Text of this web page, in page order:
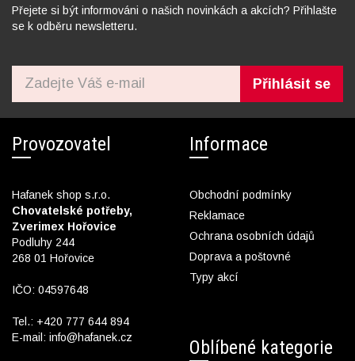
Přejete si být informováni o našich novinkách a akcích? Přihlašte
se k odběru newsletteru.
Přihlásit se
Provozovatel
Hafanek shop s.r.o.
Chovatelské potřeby,
Zverimex Hořovice
Podluhy 244
268 01 Hořovice
IČO: 04597648
Tel.: +420 777 644 894
E-mail: info@hafanek.cz
Informace
Obchodní podmínky
Reklamace
Ochrana osobních údajů
Doprava a poštovné
Typy akcí
Oblíbené kategorie